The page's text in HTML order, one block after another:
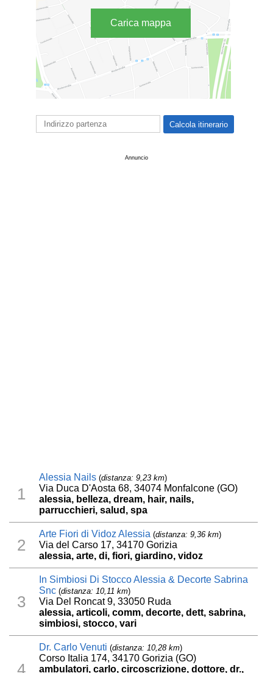
Carica mappa
Annuncio
1
Alessia Nails (distanza: 9,23 km)
Via Duca D'Aosta 68, 34074 Monfalcone (GO)
alessia, belleza, dream, hair, nails,
parrucchieri, salud, spa
2
Arte Fiori di Vidoz Alessia (distanza: 9,36 km)
Via del Carso 17, 34170 Gorizia
alessia, arte, di, fiori, giardino, vidoz
3
In Simbiosi Di Stocco Alessia & Decorte Sabrina
Snc (distanza: 10,11 km)
Via Del Roncat 9, 33050 Ruda
alessia, articoli, comm, decorte, dett, sabrina,
simbiosi, stocco, vari
4
Dr. Carlo Venuti (distanza: 10,28 km)
Corso Italia 174, 34170 Gorizia (GO)
ambulatori, carlo, circoscrizione, dottore, dr.,